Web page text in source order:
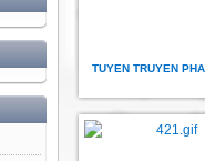
TUYEN TRUYEN